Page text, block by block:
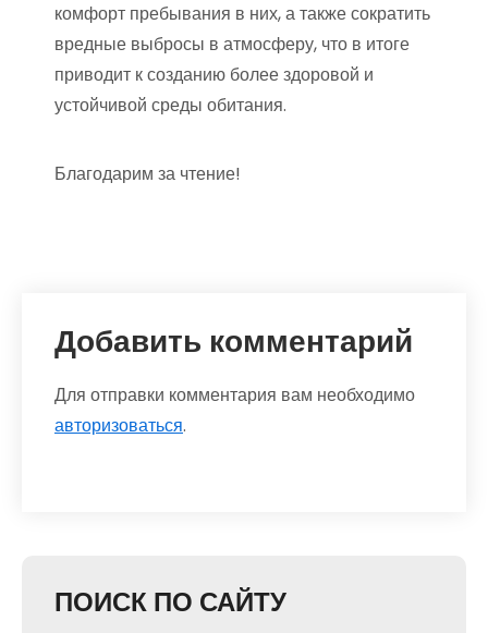
комфорт пребывания в них, а также сократить
вредные выбросы в атмосферу, что в итоге
приводит к созданию более здоровой и
устойчивой среды обитания.
Благодарим за чтение!
Добавить комментарий
Для отправки комментария вам необходимо
авторизоваться.
ПОИСК ПО САЙТУ